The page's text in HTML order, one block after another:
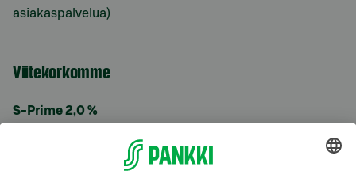
asiakaspalvelua)
Viitekorkomme
S-Prime 2,0 %